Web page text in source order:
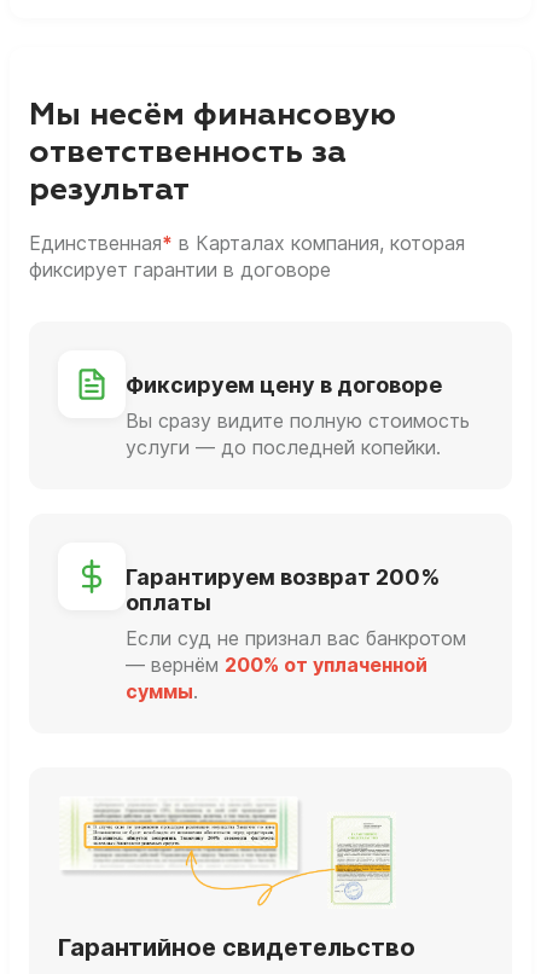
Мы несём финансовую
ответственность за
результат
Единственная* в Карталах компания, которая
фиксирует гарантии в договоре
Фиксируем цену в договоре
Вы сразу видите полную стоимость
услуги — до последней копейки.
Гарантируем возврат 200%
оплаты
Если суд не признал вас банкротом
— вернём 200% от уплаченной
суммы.
Гарантийное свидетельство